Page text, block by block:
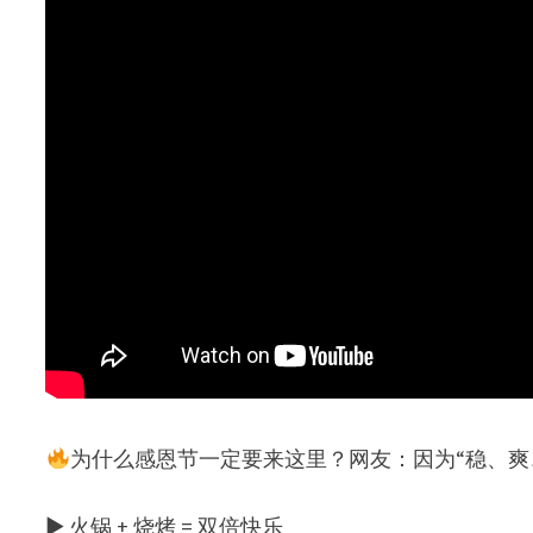
为什么感恩节一定要来这里？网友：因为“稳、
▶ 火锅 + 烧烤 = 双倍快乐